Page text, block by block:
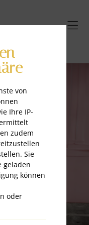
von
Ihre IP-
zudem
Sie
geladen
können
oder